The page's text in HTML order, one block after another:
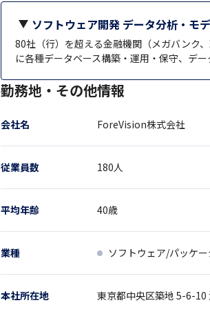
ソフトウェア開発 データ分析・モ
80社（行）を超える金融機関（メガバンク
に各種データベース構築・運用・保守、デ
勤務地・その他情報
会社名 ForeVision株式会社
従業員数 180人
平均年齢 40歳
業種 ソフトウェア/パッケ
本社所在地 東京都中央区築地 5-6-10